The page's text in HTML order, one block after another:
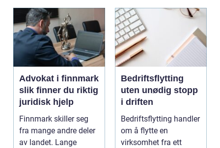
Advokat i finnmark
slik finner du riktig
juridisk hjelp
Finnmark skiller seg
fra mange andre deler
av landet. Lange
Bedriftsflytting
uten unødig stopp
i driften
Bedriftsflytting handler
om å flytte en
virksomhet fra ett